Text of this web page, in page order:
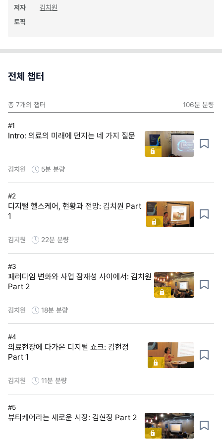
저자
김치원
토픽
전체 챕터
총 7개의 챕터 106분 분량
#1
Intro: 의료의 미래에 던지는 네 가지 질문
김치원 5분 분량
#2
디지털 헬스케어, 현황과 전망: 김치원 Part
1
김치원 22분 분량
#3
패러다임 변화와 사업 잠재성 사이에서: 김치원
Part 2
김치원 18분 분량
#4
의료현장에 다가온 디지털 쇼크: 김현정
Part 1
김치원 11분 분량
#5
뷰티케어라는 새로운 시장: 김현정 Part 2